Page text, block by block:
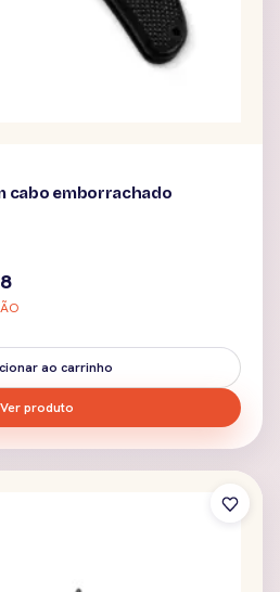
cabo emborrachado
ao carrinho
Ver produto